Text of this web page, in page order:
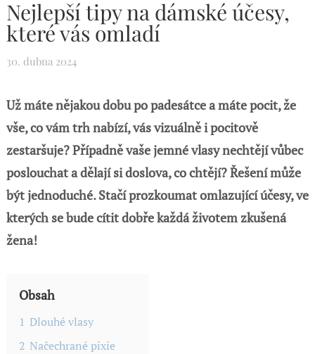
Nejlepší tipy na dámské účesy,
které vás omladí
30. dubna 2024
Už máte nějakou dobu po padesátce a máte pocit, že
vše, co vám trh nabízí, vás vizuálně i pocitově
zestaršuje? Případně vaše jemné vlasy nechtějí vůbec
poslouchat a dělají si doslova, co chtějí? Řešení může
být jednoduché. Stačí prozkoumat omlazující účesy, ve
kterých se bude cítit dobře každá životem zkušená
žena!
Obsah
1 Dlouhé vlasy
2 Načechrané pixie